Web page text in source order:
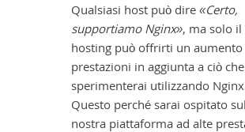
Qualsiasi host può dire «Certo,
supportiamo Nginx», ma solo
hosting può offrirti un aumento
prestazioni in aggiunta a ciò che
sperimenterai utilizzando
Questo perché sarai ospitato
nostra piattaforma ad alte